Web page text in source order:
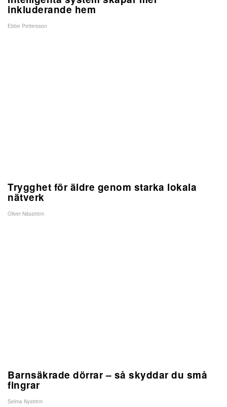
inkluderande hem
Ebbe Pettersson
Trygghet för äldre genom starka lokala
nätverk
Oliver Näsström
Barnsäkrade dörrar – så skyddar du små
fingrar
Selma Nyström